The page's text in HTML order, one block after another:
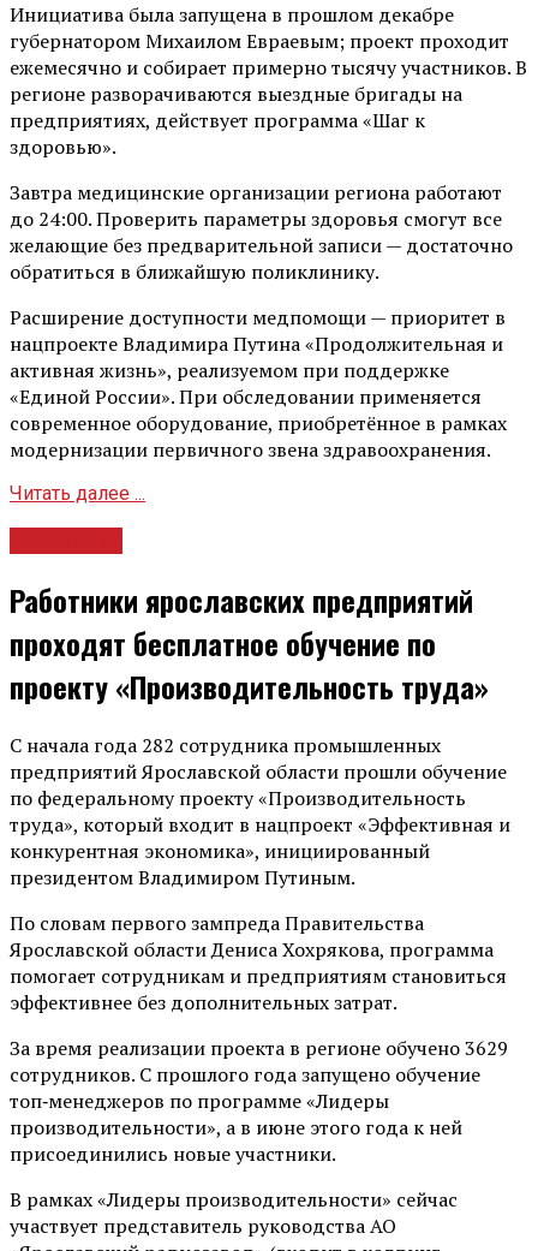
Инициатива была запущена в прошлом декабре
губернатором Михаилом Евраевым; проект проходит
ежемесячно и собирает примерно тысячу участников. В
регионе разворачиваются выездные бригады на
предприятиях, действует программа «Шаг к
здоровью».
Завтра медицинские организации региона работают
до 24:00. Проверить параметры здоровья смогут все
желающие без предварительной записи — достаточно
обратиться в ближайшую поликлинику.
Расширение доступности медпомощи — приоритет в
нацпроекте Владимира Путина «Продолжительная и
активная жизнь», реализуемом при поддержке
«Единой России». При обследовании применяется
современное оборудование, приобретённое в рамках
модернизации первичного звена здравоохранения.
Читать далее ...
Работники ярославских предприятий
проходят бесплатное обучение по
проекту «Производительность труда»
С начала года 282 сотрудника промышленных
предприятий Ярославской области прошли обучение
по федеральному проекту «Производительность
труда», который входит в нацпроект «Эффективная и
конкурентная экономика», инициированный
президентом Владимиром Путиным.
По словам первого зампреда Правительства
Ярославской области Дениса Хохрякова, программа
помогает сотрудникам и предприятиям становиться
эффективнее без дополнительных затрат.
За время реализации проекта в регионе обучено 3629
сотрудников. С прошлого года запущено обучение
топ‑менеджеров по программе «Лидеры
производительности», а в июне этого года к ней
присоединились новые участники.
В рамках «Лидеры производительности» сейчас
участвует представитель руководства АО